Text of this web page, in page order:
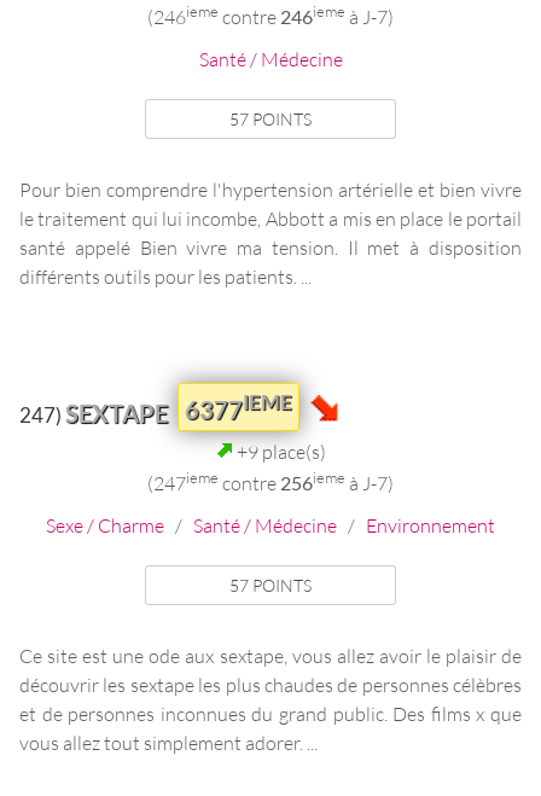
(246ieme contre 246ieme à J-7)
Santé / Médecine
57 POINTS
Pour bien comprendre l'hypertension artérielle et bien vivre
le traitement qui lui incombe, Abbott a mis en place le portail
santé appelé Bien vivre ma tension. Il met à disposition
différents outils pour les patients. ...
247)SEXTAPE 6377IEME
+9 place(s)
(247ieme contre 256ieme à J-7)
Sexe / Charme / Santé / Médecine / Environnement
57 POINTS
Ce site est une ode aux sextape, vous allez avoir le plaisir de
découvrir les sextape les plus chaudes de personnes célèbres
et de personnes inconnues du grand public. Des films x que
vous allez tout simplement adorer. ...